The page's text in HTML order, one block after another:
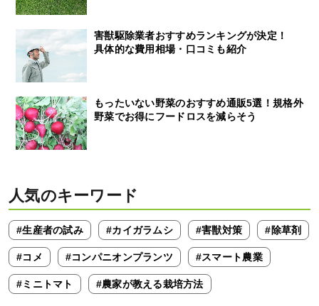
害獣駆除業者おすすめランキングが決定！
具体的な費用相場・口コミも紹介
もったいない野菜のおすすめ通販5選！規格外
野菜でお得にフードロスを減らそう
人気のキーワード
#生産者の試み #カイガラムシ #害獣対策 #除草剤
#コメ #コンパニオンプランツ #スマート農業
#ミニトマト #農家が教える栽培方法